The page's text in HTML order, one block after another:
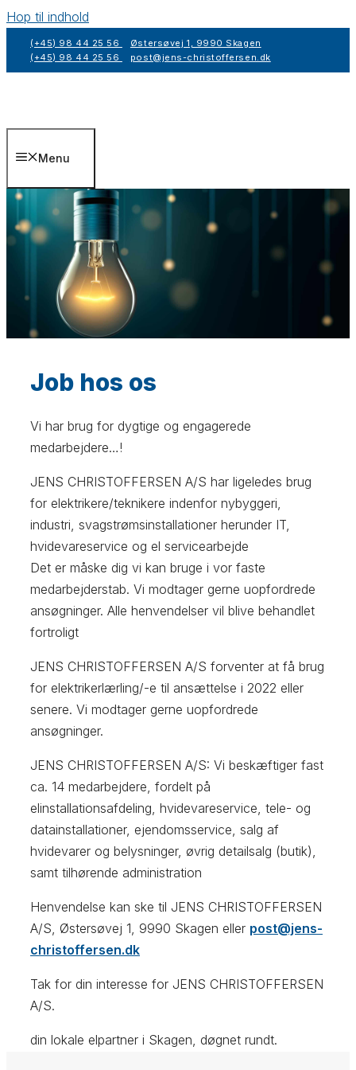
Hop til indhold
(+45) 98 44 25 56
Østersøvej 1, 9990 Skagen
(+45) 98 44 25 56
post@jens-christoffersen.dk
Menu
Job hos os
Vi har brug for dygtige og engagerede
medarbejdere…!
JENS CHRISTOFFERSEN A/S har ligeledes brug
for elektrikere/teknikere indenfor nybyggeri,
industri, svagstrømsinstallationer herunder IT,
hvidevareservice og el servicearbejde
Det er måske dig vi kan bruge i vor faste
medarbejderstab. Vi modtager gerne uopfordrede
ansøgninger. Alle henvendelser vil blive behandlet
fortroligt
JENS CHRISTOFFERSEN A/S forventer at få brug
for elektrikerlærling/-e til ansættelse i 2022 eller
senere. Vi modtager gerne uopfordrede
ansøgninger.
JENS CHRISTOFFERSEN A/S: Vi beskæftiger fast
ca. 14 medarbejdere, fordelt på
elinstallationsafdeling, hvidevareservice, tele- og
datainstallationer, ejendomsservice, salg af
hvidevarer og belysninger, øvrig detailsalg (butik),
samt tilhørende administration
Henvendelse kan ske til JENS CHRISTOFFERSEN
A/S, Østersøvej 1, 9990 Skagen eller post@jens-
christoffersen.dk
Tak for din interesse for JENS CHRISTOFFERSEN
A/S.
din lokale elpartner i Skagen, døgnet rundt.